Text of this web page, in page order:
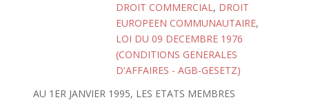
DROIT COMMERCIAL, DROIT
EUROPEEN COMMUNAUTAIRE,
LOI DU 09 DECEMBRE 1976
(CONDITIONS GENERALES
D'AFFAIRES - AGB-GESETZ)
AU 1ER JANVIER 1995, LES ETATS MEMBRES